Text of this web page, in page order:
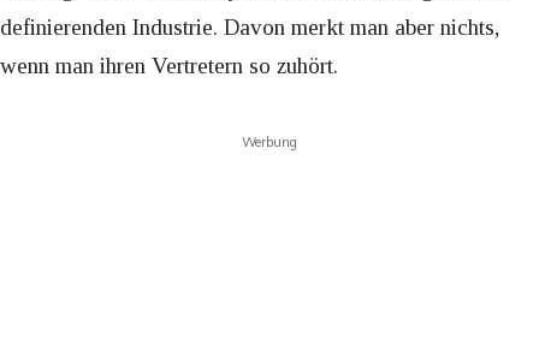
definierenden Industrie. Davon merkt man aber nichts,
wenn man ihren Vertretern so zuhört.
Werbung